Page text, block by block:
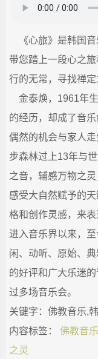
教
合
网-
学
《心旅》是韩国音
带您踏上一段心之
行的无常，寻找禅
金泰焕，1961年
的经历，却成了音
偶然的机会与家人
步森林过上13年与
之音，辅感万物之
感受大自然赋予的
格和创作灵感，来
进入音乐界以来，
闲、动听、原始、
的好评和广大乐迷
过多场音乐会。
关键字：佛教音乐,
内容标签： 佛教音乐
之灵